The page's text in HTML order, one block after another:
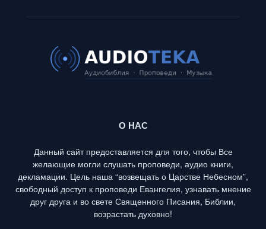
О НАС
Данный сайт предоставляется для того, чтобы Все
желающие могли слушать проповеди, аудио книги,
декламации. Цель наша “возвещать о Царстве Небесном”,
свободный доступ к проповеди Евангелия, узнавать мнение
друг друга и во свете Священного Писания, Библии,
возрастать духовно!